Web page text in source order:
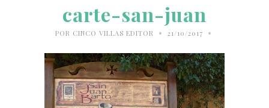
carte-san-juan
POR CINCO VILLAS EDITOR • 21/10/2017 •